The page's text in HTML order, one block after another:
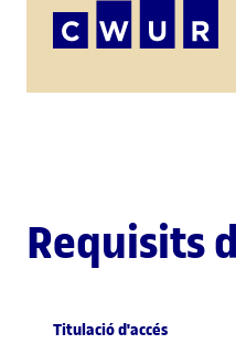
Requisits
Titulació d'accés